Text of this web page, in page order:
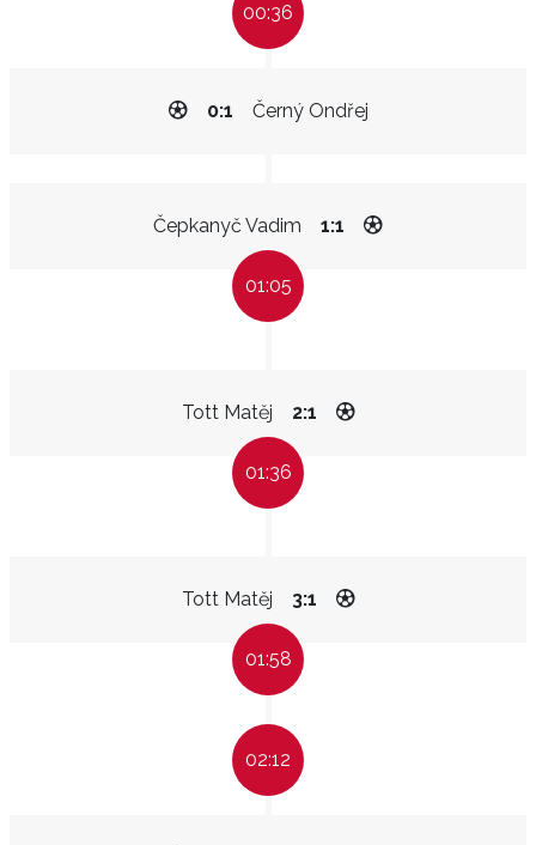
00:36
Černý Ondřej
0:1
Čepkanyč Vadim 1:1
01:05
Tott Matěj 2:1
01:36
Tott Matěj 3:1
01:58
02:12